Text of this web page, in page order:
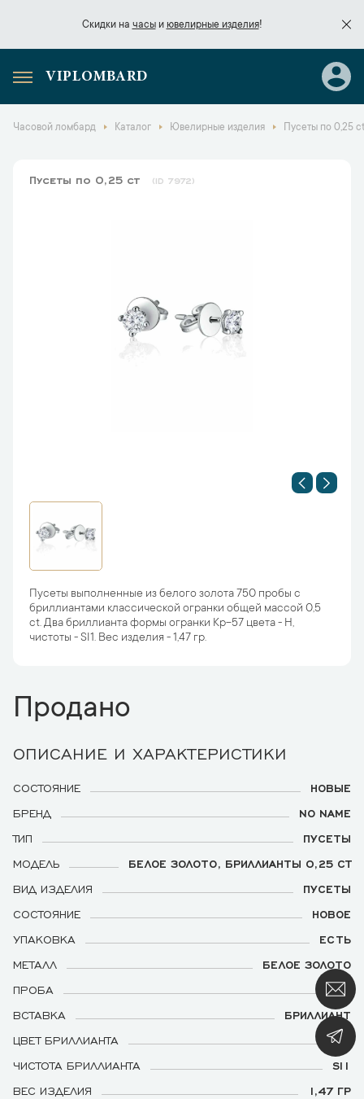
Скидки на часыи ювелирные изделия!
Скидки начасы
VIPLOMBARD
Часовой ломбард Каталог Ювелирные изделия Пусеты по 0,25 ct
Пусеты по 0,25 ct 7972
Пусеты выполненные из белого золота 750 пробы с
бриллиантами классической огранки общей массой 0,5
ct. Два бриллианта формы огранки Кр-57 цвета - H,
чистоты - SI1. Вес изделия - 1,47 гр.
Продано
ОПИСАНИЕ И ХАРАКТЕРИСТИКИ
СОСТОЯНИЕ
НОВЫЕ
БРЕНД
NO NAME
ТИП
ПУСЕТЫ
МОДЕЛЬ
БЕЛОЕ ЗОЛОТО, БРИЛЛИАНТЫ 0,25 CT
ВИД ИЗДЕЛИЯ
ПУСЕТЫ
СОСТОЯНИЕ
НОВОЕ
УПАКОВКА
ЕСТЬ
МЕТАЛЛ
БЕЛОЕ ЗОЛОТО
ПРОБА
750
ВСТАВКА
БРИЛЛИАНТ
ЦВЕТ БРИЛЛИАНТА
ЧИСТОТА БРИЛЛИАНТА
SI1
ВЕС ИЗДЕЛИЯ
1,47 ГР